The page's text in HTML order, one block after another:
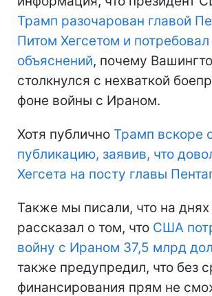
Трамп разочарован главой
Питом Хегсетом и потребовал
объяснений, почему
столкнулся с нехваткой
фоне войны с Ираном.
Хотя публично Трамп вскоре
публикацию, заявив, что
Хегсета на посту главы
Также мы писали, что на днях
рассказал о том, что США
войну с Ираном 37,5 млрд
также предупредил, что без
финансирования прям не